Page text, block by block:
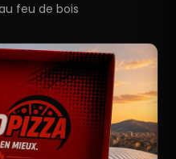
feu de bois